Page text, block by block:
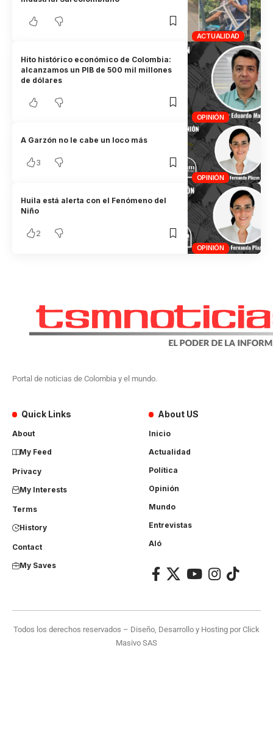
ACTUALIDAD
OPINIÓN
Hito histórico económico de Colombia:
alcanzamos un PIB de 500 mil millones
de dólares
OPINIÓN
A Garzón no le cabe un loco más
3
OPINIÓN
Huila está alerta con el Fenómeno del
Niño
2
Portal de noticias de Colombia y el mundo.
Quick Links
About
My Feed
Privacy
My Interests
Terms
History
Contact
My Saves
About US
Inicio
Actualidad
Política
Opinión
Mundo
Entrevistas
Aló
Todos los derechos reservados – Diseño, Desarrollo y Hosting porClick
Masivo SAS